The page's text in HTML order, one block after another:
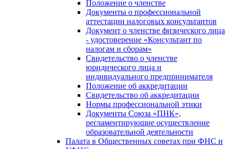
Положение о членстве
Документы о профессиональной
аттестации налоговых консультантов
Документ о членстве физического лица
- удостоверение «Консультант по
налогам и сборам»
Свидетельство о членстве
юридического лица и
индивидуального предпринимателя
Положение об аккредитации
Свидетельство об аккредитации
Нормы профессиональной этики
Документы Союза «ПНК»,
регламентирующие осуществление
образовательной деятельности
Палата в Общественных советах при ФНС и